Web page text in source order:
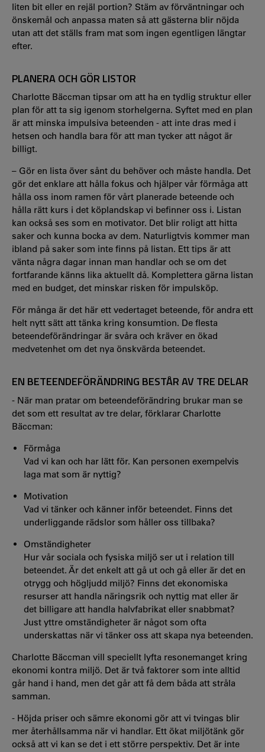
liten bit eller en rejäl portion? Stäm av förväntningar och
önskemål och anpassa maten så att gästerna blir nöjda
utan att det ställs fram mat som ingen egentligen längtar
efter.
PLANERA OCH GÖR LISTOR
Charlotte Bäccman tipsar om att ha en tydlig struktur eller
plan för att ta sig igenom storhelgerna. Syftet med en plan
är att minska impulsiva beteenden - att inte dras med i
hetsen och handla bara för att man tycker att något är
billigt.
– Gör en lista över sånt du behöver och måste handla. Det
gör det enklare att hålla fokus och hjälper vår förmåga att
hålla oss inom ramen för vårt planerade beteende och
hålla rätt kurs i det köplandskap vi befinner oss i. Listan
kan också ses som en motivator. Det blir roligt att hitta
saker och kunna bocka av dem. Naturligtvis kommer man
ibland på saker som inte finns på listan. Ett tips är att
vänta några dagar innan man handlar och se om det
fortfarande känns lika aktuellt då. Komplettera gärna listan
med en budget, det minskar risken för impulsköp.
För många är det här ett vedertaget beteende, för andra ett
helt nytt sätt att tänka kring konsumtion. De flesta
beteendeförändringar är svåra och kräver en ökad
medvetenhet om det nya önskvärda beteendet.
EN BETEENDEFÖRÄNDRING BESTÅR AV TRE DELAR
- När man pratar om beteendeförändring brukar man se
det som ett resultat av tre delar, förklarar Charlotte
Bäccman:
Förmåga
Vad vi kan och har lätt för. Kan personen exempelvis
laga mat som är nyttig?
Motivation
Vad vi tänker och känner inför beteendet. Finns det
underliggande rädslor som håller oss tillbaka?
Omständigheter
Hur vår sociala och fysiska miljö ser ut i relation till
beteendet. Är det enkelt att gå ut och gå eller är det en
otrygg och högljudd miljö? Finns det ekonomiska
resurser att handla näringsrik och nyttig mat eller är
det billigare att handla halvfabrikat eller snabbmat?
Just yttre omständigheter är något som ofta
underskattas när vi tänker oss att skapa nya beteenden.
Charlotte Bäccman vill speciellt lyfta resonemanget kring
ekonomi kontra miljö. Det är två faktorer som inte alltid
går hand i hand, men det går att få dem båda att stråla
samman.
- Höjda priser och sämre ekonomi gör att vi tvingas blir
mer återhållsamma när vi handlar. Ett ökat miljötänk gör
också att vi kan se det i ett större perspektiv. Det är inte